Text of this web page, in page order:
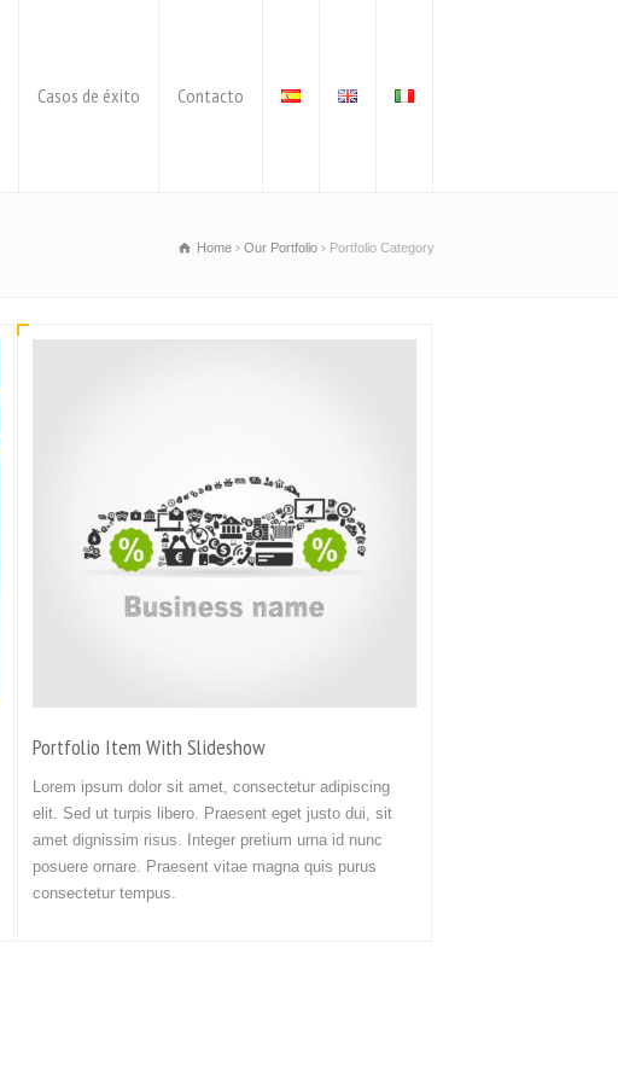
Casos de éxito Contacto
Home Our Portfolio Portfolio Category
Portfolio Item With Slideshow
Lorem ipsum dolor sit amet, consectetur adipiscing
elit. Sed ut turpis libero. Praesent eget justo dui, sit
amet dignissim risus. Integer pretium urna id nunc
posuere ornare. Praesent vitae magna quis purus
consectetur tempus.